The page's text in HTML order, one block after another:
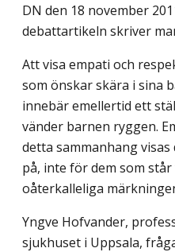
DN den 18 november
debattartikeln skriver
Att visa empati och
som önskar skära i sina
innebär emellertid ett
vänder barnen ryggen.
detta sammanhang
på, inte för dem som
oåterkalleliga
Yngve Hofvander,
sjukhuset i Uppsala,